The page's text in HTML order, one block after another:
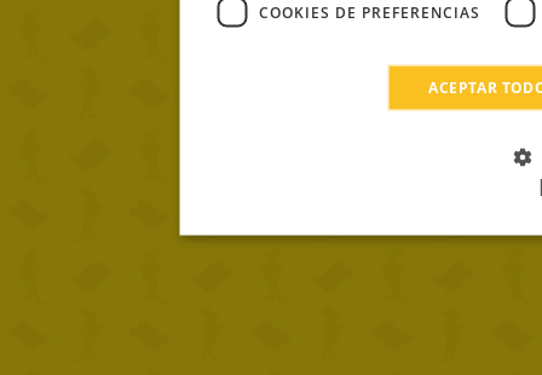
COOKIES DE PREFERENCIAS
ACEPTAR